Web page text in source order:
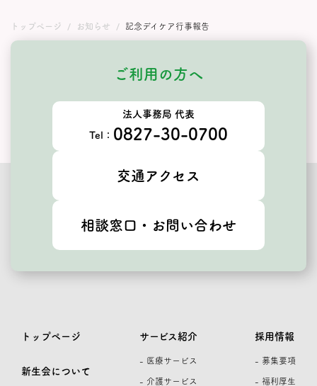
トップページ お知らせ 記念デイケア行事報告
ご利用の方へ
法人事務局 代表
Tel： 0827-30-0700
交通アクセス
相談窓口・お問い合わせ
トップページ
新生会について
サービス紹介
- 医療サービス
- 介護サービス
採用情報
- 募集要項
- 福利厚生